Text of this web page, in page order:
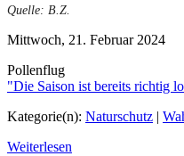
Quelle: B.Z.
Mittwoch, 21. Februar 2024
Pollenflug
"Die Saison ist bereits richtig
Kategorie(n): Naturschutz |
Weiterlesen